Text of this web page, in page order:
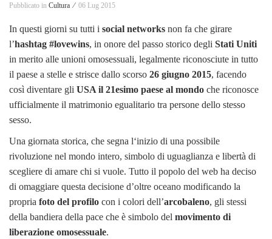
Pubblicato in Cultura ⁄ 06 Lug 2015
In questi giorni su tutti i social networks non fa che girare
l’hashtag #lovewins, in onore del passo storico degli Stati Uniti
in merito alle unioni omosessuali, legalmente riconosciute in tutto
il paese a stelle e strisce dallo scorso 26 giugno 2015, facendo
così diventare gli USA il 21esimo paese al mondo che riconosce
ufficialmente il matrimonio egualitario tra persone dello stesso
sesso.
Una giornata storica, che segna l‘inizio di una possibile
rivoluzione nel mondo intero, simbolo di uguaglianza e libertà di
scegliere di amare chi si vuole. Tutto il popolo del web ha deciso
di omaggiare questa decisione d’oltre oceano modificando la
propria foto del profilo con i colori dell’arcobaleno, gli stessi
della bandiera della pace che è simbolo del movimento di
liberazione omosessuale.